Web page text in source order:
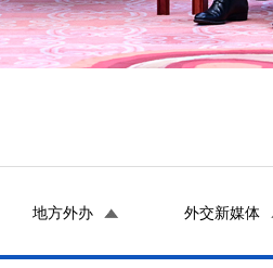
地方外办 外交新媒体